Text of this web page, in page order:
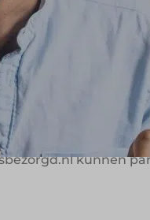
worden
is
kunnen